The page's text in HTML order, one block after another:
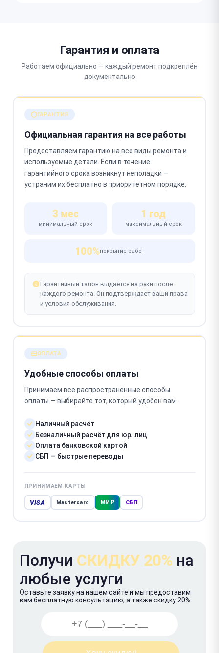
Гарантия и оплата
Работаем официально — каждый ремонт подкреплён
документально
ГАРАНТИЯ
Официальная гарантия на все работы
Предоставляем гарантию на все виды ремонта и
используемые детали. Если в течение
гарантийного срока возникнут неполадки —
устраним их бесплатно в приоритетном порядке.
3 мес
минимальный срок
1 год
максимальный срок
100%покрытие работ
Гарантийный талон выдаётся на руки после
каждого ремонта. Он подтверждает ваши права
и условия обслуживания.
ОПЛАТА
Удобные способы оплаты
Принимаем все распространённые способы
оплаты — выбирайте тот, который удобен вам.
Наличный расчёт
Безналичный расчёт для юр. лиц
Оплата банковской картой
СБП — быстрые переводы
ПРИНИМАЕМ КАРТЫ
VISA Mastercard МИР СБП
Получи СКИДКУ 20% на
любые услуги
Оставьте заявку на нашем сайте и мы предоставим
вам бесплатную консультацию, а также скидку 20%